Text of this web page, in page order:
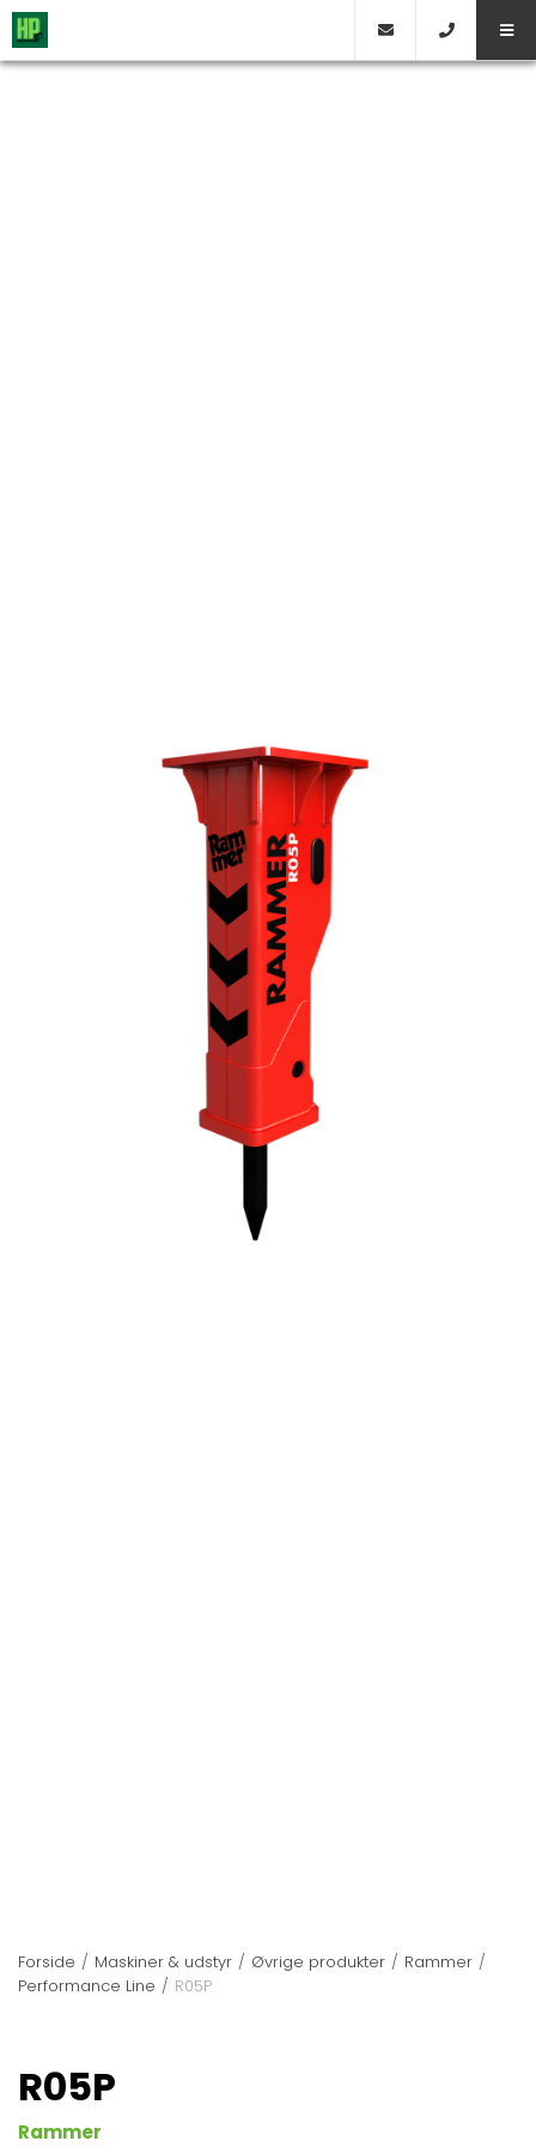
Forside / Maskiner & udstyr / Øvrige produkter / Rammer /
Performance Line / R05P
R05P
Rammer